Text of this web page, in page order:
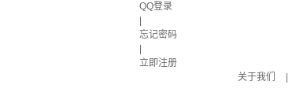
QQ登录
忘记密码
立即注册
关于我们